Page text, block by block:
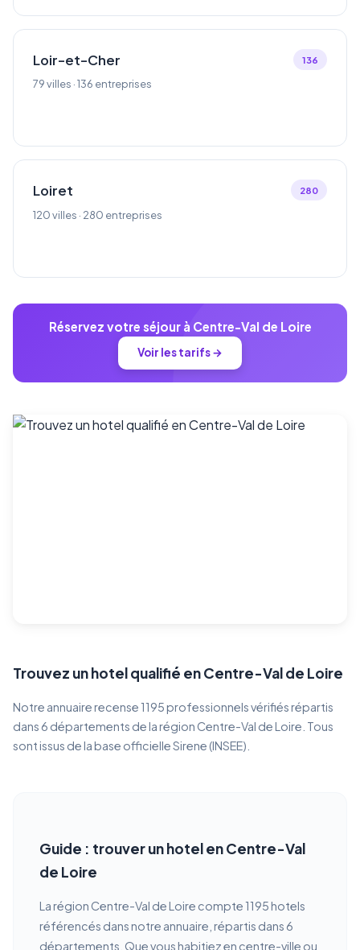
Loir-et-Cher
79 villes · 136 entreprises
136
Loiret
120 villes · 280 entreprises
280
Réservez votre séjour à Centre-Val de Loire
Voir les tarifs →
Trouvez un hotel qualifié en Centre-Val de Loire
Notre annuaire recense 1195 professionnels vérifiés répartis
dans 6 départements de la région Centre-Val de Loire. Tous
sont issus de la base officielle Sirene (INSEE).
Guide : trouver un hotel en Centre-Val
de Loire
La région Centre-Val de Loire compte 1195 hotels
référencés dans notre annuaire, répartis dans 6
départements. Que vous habitiez en centre-ville ou